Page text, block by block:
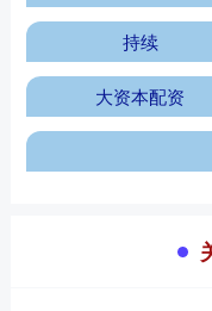
持续
大资本配资